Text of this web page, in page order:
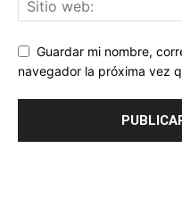
Guardar mi nombre,
navegador la próxima vez